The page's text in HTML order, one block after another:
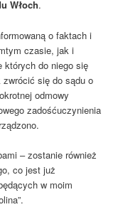
Włoch.
o faktach i
czasie, jak i
których do niego się
zwrócić się do sądu o
odmowy
zadośćuczynienia
– zostanie również
co jest już
w moim